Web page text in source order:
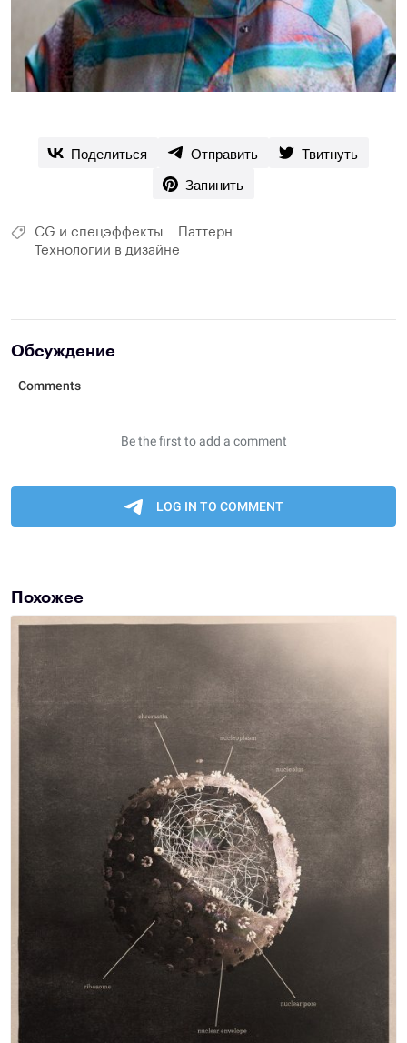
Поделиться Отправить
Твитнуть
Запинить
CG и спецэффекты
Паттерн
Технологии в дизайне
Обсуждение
Похожее